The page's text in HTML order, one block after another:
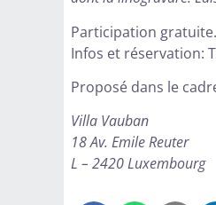
Participation gratuite.
Infos et réservation:
Proposé dans le
Villa Vauban
18 Av. Emile Reuter
L – 2420 Luxembourg